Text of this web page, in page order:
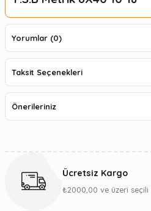
Yorumlar (0)
Taksit Seçenekleri
Önerileriniz
Ücretsiz Kargo
₺2000,00 ve üzeri